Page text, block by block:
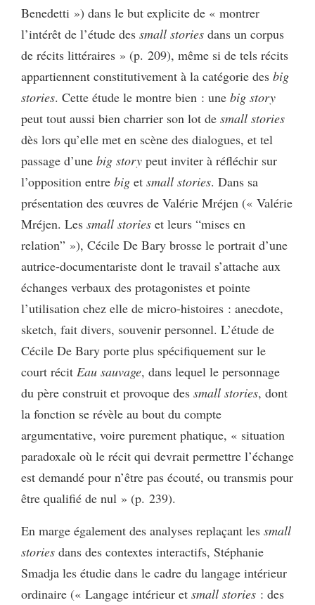
Benedetti ») dans le but explicite de « montrer
l’intérêt de l’étude des small stories dans un corpus
de récits littéraires » (p. 209), même si de tels récits
appartiennent constitutivement à la catégorie des big
stories. Cette étude le montre bien : une big story
peut tout aussi bien charrier son lot de small stories
dès lors qu’elle met en scène des dialogues, et tel
passage d’une big story peut inviter à réfléchir sur
l’opposition entre big et small stories. Dans sa
présentation des œuvres de Valérie Mréjen (« Valérie
Mréjen. Les small stories et leurs “mises en
relation” »), Cécile De Bary brosse le portrait d’une
autrice-documentariste dont le travail s’attache aux
échanges verbaux des protagonistes et pointe
l’utilisation chez elle de micro-histoires : anecdote,
sketch, fait divers, souvenir personnel. L’étude de
Cécile De Bary porte plus spécifiquement sur le
court récit Eau sauvage, dans lequel le personnage
du père construit et provoque des small stories, dont
la fonction se révèle au bout du compte
argumentative, voire purement phatique, « situation
paradoxale où le récit qui devrait permettre l’échange
est demandé pour n’être pas écouté, ou transmis pour
être qualifié de nul » (p. 239).
En marge également des analyses replaçant les small
stories dans des contextes interactifs, Stéphanie
Smadja les étudie dans le cadre du langage intérieur
ordinaire (« Langage intérieur et small stories : des